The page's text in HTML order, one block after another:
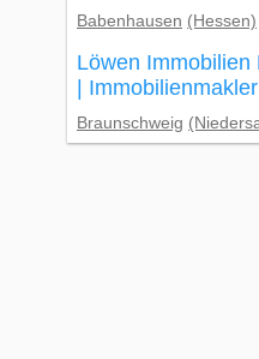
Babenhausen (Hessen)
Löwen Immobilien
|
Braunschweig